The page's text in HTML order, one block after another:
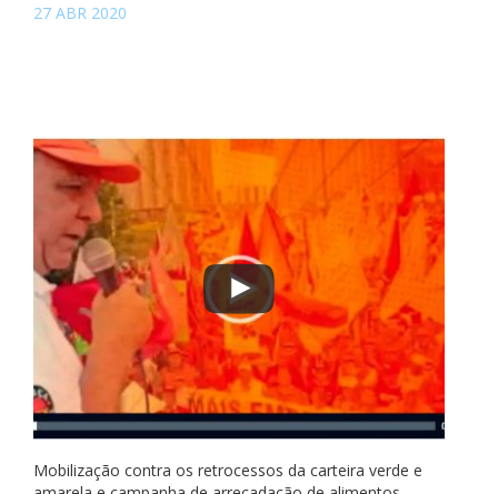
27 ABR 2020
Mobilização contra os retrocessos da carteira verde e